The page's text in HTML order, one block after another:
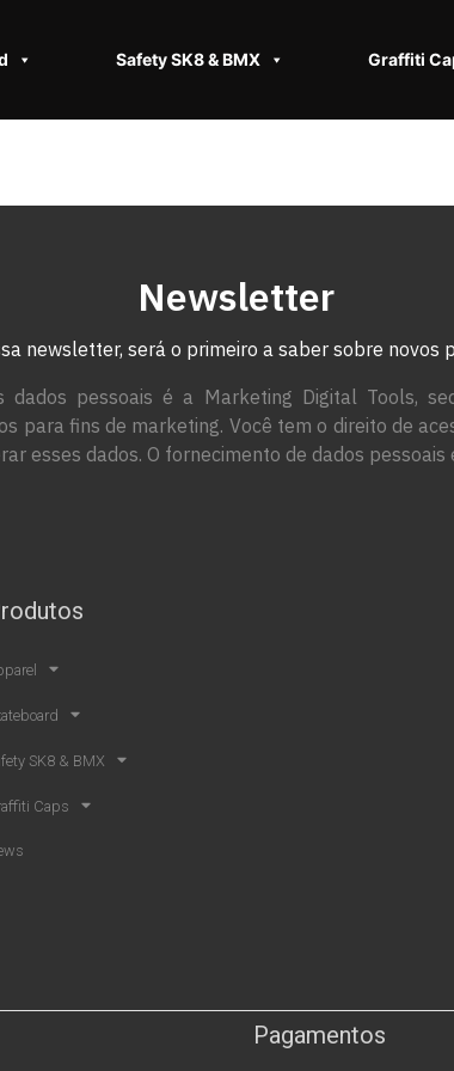
Safety SK8 & BMX​ Graffiti
Newsletter
newsletter, será o primeiro a saber sobre novos
dados pessoais é a Marketing Digital Tools,
para fins de marketing. Você tem o direito de
esses dados. O fornecimento de dados pessoais
SK8 & BMX​
Caps
Pagamentos